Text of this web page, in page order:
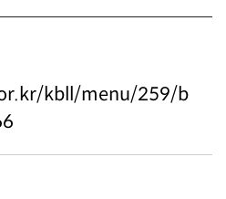
kbll/menu/259/b